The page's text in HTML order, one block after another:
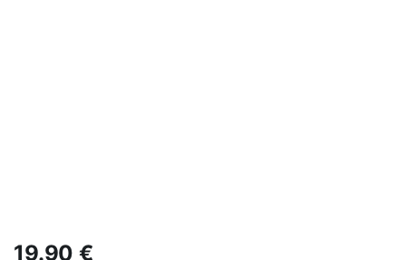
19.90€